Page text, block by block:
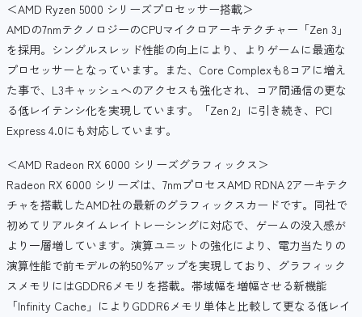
＜AMD Ryzen 5000 シリーズプロセッサー搭載＞
AMDの7nmテクノロジーのCPUマイクロアーキテクチャー「Zen 3」
を採用。シングルスレッド性能の向上により、よりゲームに最適な
プロセッサーとなっています。また、Core Complexも8コアに増え
た事で、L3キャッシュへのアクセスも強化され、コア間通信の更な
る低レイテンシ化を実現しています。「Zen 2」に引き続き、PCI
Express 4.0にも対応しています。
＜AMD Radeon RX 6000 シリーズグラフィックス＞
Radeon RX 6000 シリーズは、7nmプロセスAMD RDNA 2アーキテク
チャを搭載したAMD社の最新のグラフィックスカードです。同社で
初めてリアルタイムレイトレーシングに対応で、ゲームの没入感が
より一層増しています。演算ユニットの強化により、電力当たりの
演算性能で前モデルの約50％アップを実現しており、グラフィック
スメモリにはGDDR6メモリを搭載。帯域幅を増幅させる新機能
「Infinity Cache」によりGDDR6メモリ単体と比較して更なる低レイ